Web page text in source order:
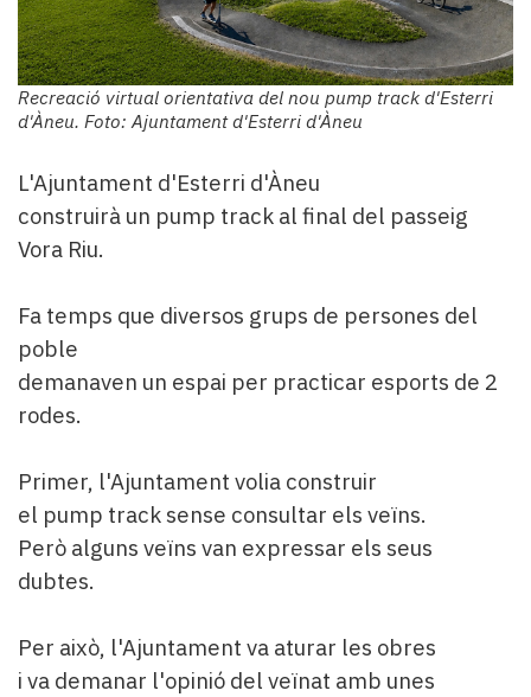
Recreació virtual orientativa del nou pump track d'Esterri
d'Àneu. Foto: Ajuntament d'Esterri d'Àneu
L'Ajuntament d'Esterri d'Àneu
construirà un pump track al final del passeig
Vora Riu.
Fa temps que diversos grups de persones del
poble
demanaven un espai per practicar esports de 2
rodes.
Primer, l'Ajuntament volia construir
el pump track sense consultar els veïns.
Però alguns veïns van expressar els seus
dubtes.
Per això, l'Ajuntament va aturar les obres
i va demanar l'opinió del veïnat amb unes